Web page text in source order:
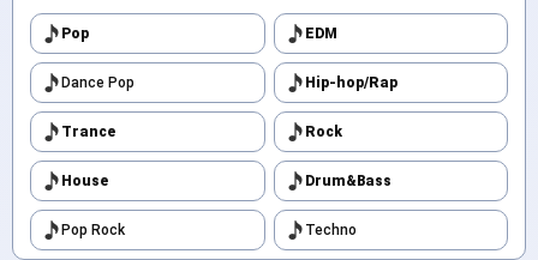
Pop EDM
Dance Pop Hip-hop/Rap
Trance Rock
House Drum&Bass
Pop Rock Techno